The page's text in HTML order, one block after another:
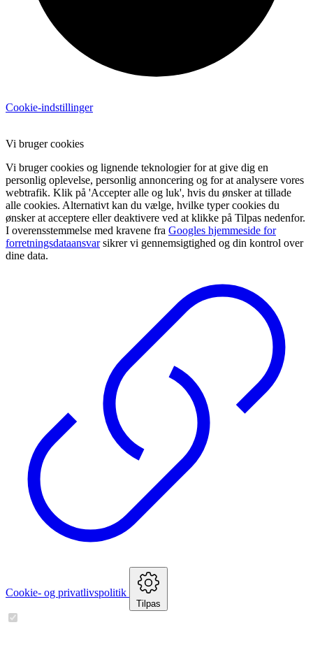
Cookie-indstillinger
Vi bruger cookies
Vi bruger cookies og lignende teknologier for at give dig en
personlig oplevelse, personlig annoncering og for at analysere vores
webtrafik. Klik på 'Accepter alle og luk', hvis du ønsker at tillade
alle cookies. Alternativt kan du vælge, hvilke typer cookies du
ønsker at acceptere eller deaktivere ved at klikke på Tilpas nedenfor.
I overensstemmelse med kravene fra Googles hjemmeside for
forretningsdataansvarsikrer vi gennemsigtighed og din kontrol over
dine data.
Cookie- og privatlivspolitik
Tilpas